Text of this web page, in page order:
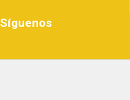
Síguenos